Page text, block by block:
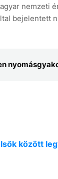
nemzeti
bejelentett
között